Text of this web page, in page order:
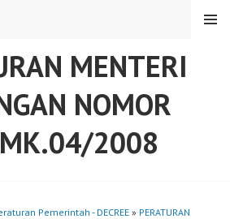
MENTERI
NOMOR
2008
MENU
Pemerintah - DECREE » PERATURAN